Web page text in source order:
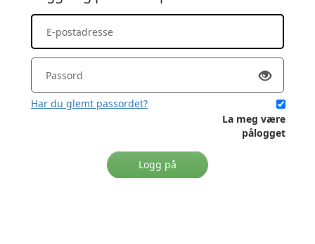
Har du glemt passordet?
La meg være
pålogget
Logg på